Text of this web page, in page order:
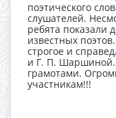
поэтического
слушателей.
ребята показали
известных
строгое и
и Г. П. Шаршиной.
грамотами.
участникам!!!